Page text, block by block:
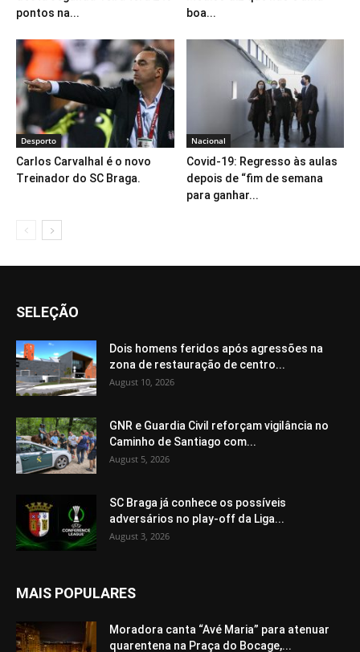
pontos na...
boa...
Desporto
Carlos Carvalhal é o novo
Treinador do SC Braga.
Nacional
Covid-19: Regresso às aulas
depois de “fim de semana
para ganhar...
SELEÇÃO
Dois homens feridos após agressões na
zona de restauração de centro...
August 10, 2026
GNR e Guardia Civil reforçam vigilância no
Caminho de Santiago com...
August 5, 2026
SC Braga já conhece os possíveis
adversários no play-off da Liga...
August 3, 2026
MAIS POPULARES
Moradora canta “Avé Maria” para atenuar
quarentena na Praça do Bocage,...